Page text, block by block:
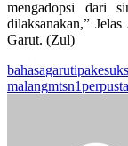
mengadopsi dari
dilaksanakan,”
Garut. (Zul)
bahasagarutipa
malangmtsn1